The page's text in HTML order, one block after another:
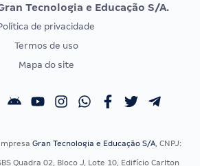
Vunesp
EXAME DE ORDEM
Calendário OAB
Tecnologia e Educação S/A.
de privacidade
Termos de uso
Mapa do site
Gran Tecnologia e Educação S/A, CNPJ:
Quadra 02, Bloco J, Lote 10, Edifício Carlton